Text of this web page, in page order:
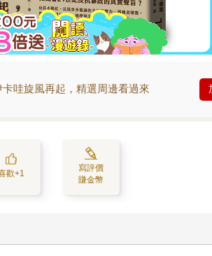
哇旋風再起，精選周邊看過來
歡+1
寫評價
賺金幣